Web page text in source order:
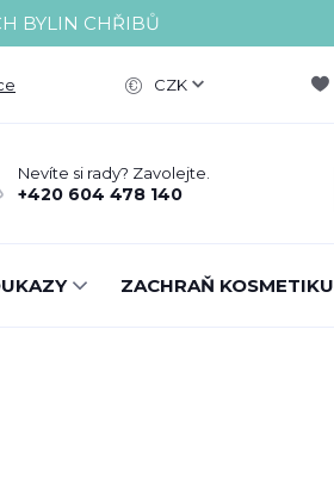
BYLIN CHŘIBŮ
CZK
Nevíte si rady? Zavolejte.
+420 604 478 140
ZACHRAŇ KOSMETIKU